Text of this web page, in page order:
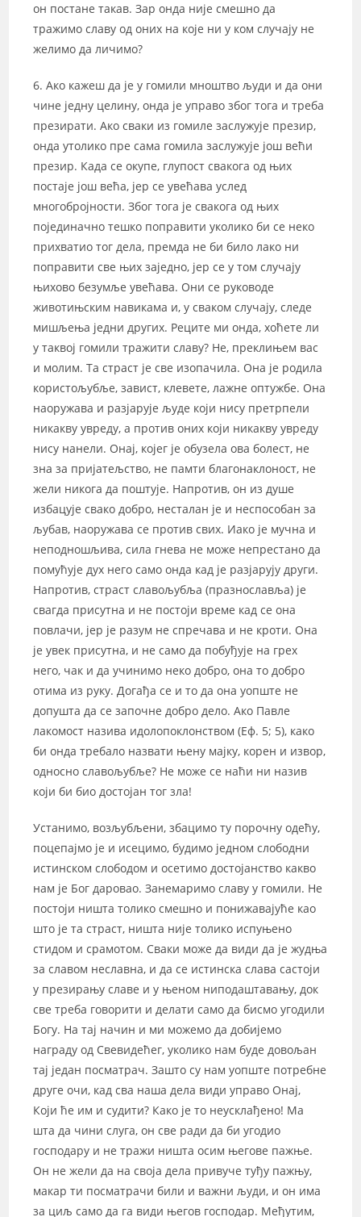
он постане такав. Зар онда није смешно да
тражимо славу од оних на које ни у ком случају не
желимо да личимо?
6. Ако кажеш да је у гомили мноштво људи и да они
чине једну целину, онда је управо због тога и треба
презирати. Ако сваки из гомиле заслужује презир,
онда утолико пре сама гомила заслужује још већи
презир. Када се окупе, глупост свакога од њих
постаје још већа, јер се увећава услед
многобројности. Због тога је свакога од њих
појединачно тешко поправити уколико би се неко
прихватио тог дела, премда не би било лако ни
поправити све њих заједно, јер се у том случају
њихово безумље увећава. Они се руководе
животињским навикама и, у сваком случају, следе
мишљења једни других. Реците ми онда, хоћете ли
у таквој гомили тражити славу? Не, преклињем вас
и молим. Та страст је све изопачила. Она је родила
користољубље, завист, клевете, лажне оптужбе. Она
наоружава и разјарује људе који нису претрпели
никакву увреду, а против оних који никакву увреду
нису нанели. Онај, којег је обузела ова болест, не
зна за пријатељство, не памти благонаклоност, не
жели никога да поштује. Напротив, он из душе
избацује свако добро, несталан је и неспособан за
љубав, наоружава се против свих. Иако је мучна и
неподношљива, сила гнева не може непрестано да
помућује дух него само онда кад је разјарују други.
Напротив, страст славољубља (празнославља) је
свагда присутна и не постоји време кад се она
повлачи, јер је разум не спречава и не кроти. Она
је увек присутна, и не само да побуђује на грех
него, чак и да учинимо неко добро, она то добро
отима из руку. Догађа се и то да она уопште не
допушта да се започне добро дело. Ако Павле
лакомост назива идолопоклонством (Еф. 5; 5), како
би онда требало назвати њену мајку, корен и извор,
односно славољубље? Не може се наћи ни назив
који би био достојан тог зла!
Устанимо, возљубљени, збацимо ту порочну одећу,
поцепајмо је и исецимо, будимо једном слободни
истинском слободом и осетимо достојанство какво
нам је Бог даровао. Занемаримо славу у гомили. Не
постоји ништа толико смешно и понижавајуће као
што је та страст, ништа није толико испуњено
стидом и срамотом. Сваки може да види да је жудња
за славом неславна, и да се истинска слава састоји
у презирању славе и у њеном ниподаштавању, док
све треба говорити и делати само да бисмо угодили
Богу. На тај начин и ми можемо да добијемо
награду од Свевидећег, уколико нам буде довољан
тај један посматрач. Зашто су нам уопште потребне
друге очи, кад сва наша дела види управо Онај,
Који ће им и судити? Како је то неусклађено! Ма
шта да чини слуга, он све ради да би угодио
господару и не тражи ништа осим његове пажње.
Он не жели да на своја дела привуче туђу пажњу,
макар ти посматрачи били и важни људи, и он има
за циљ само да га види његов господар. Међутим,